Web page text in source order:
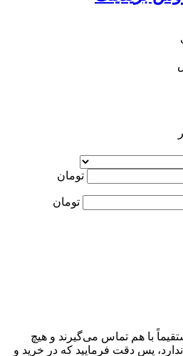
تومان
تومان
با هم تماس می‌گیرند و هیچ
پس دقت فرمایید که در خرید و